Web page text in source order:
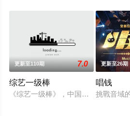
更新至110期 7.0
综艺一级棒
《综艺一级棒》，中国电视公司星
更新至26期
唱钱
挑戰音域